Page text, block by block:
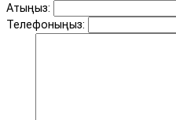
Атыңыз:
Телефоныңыз: